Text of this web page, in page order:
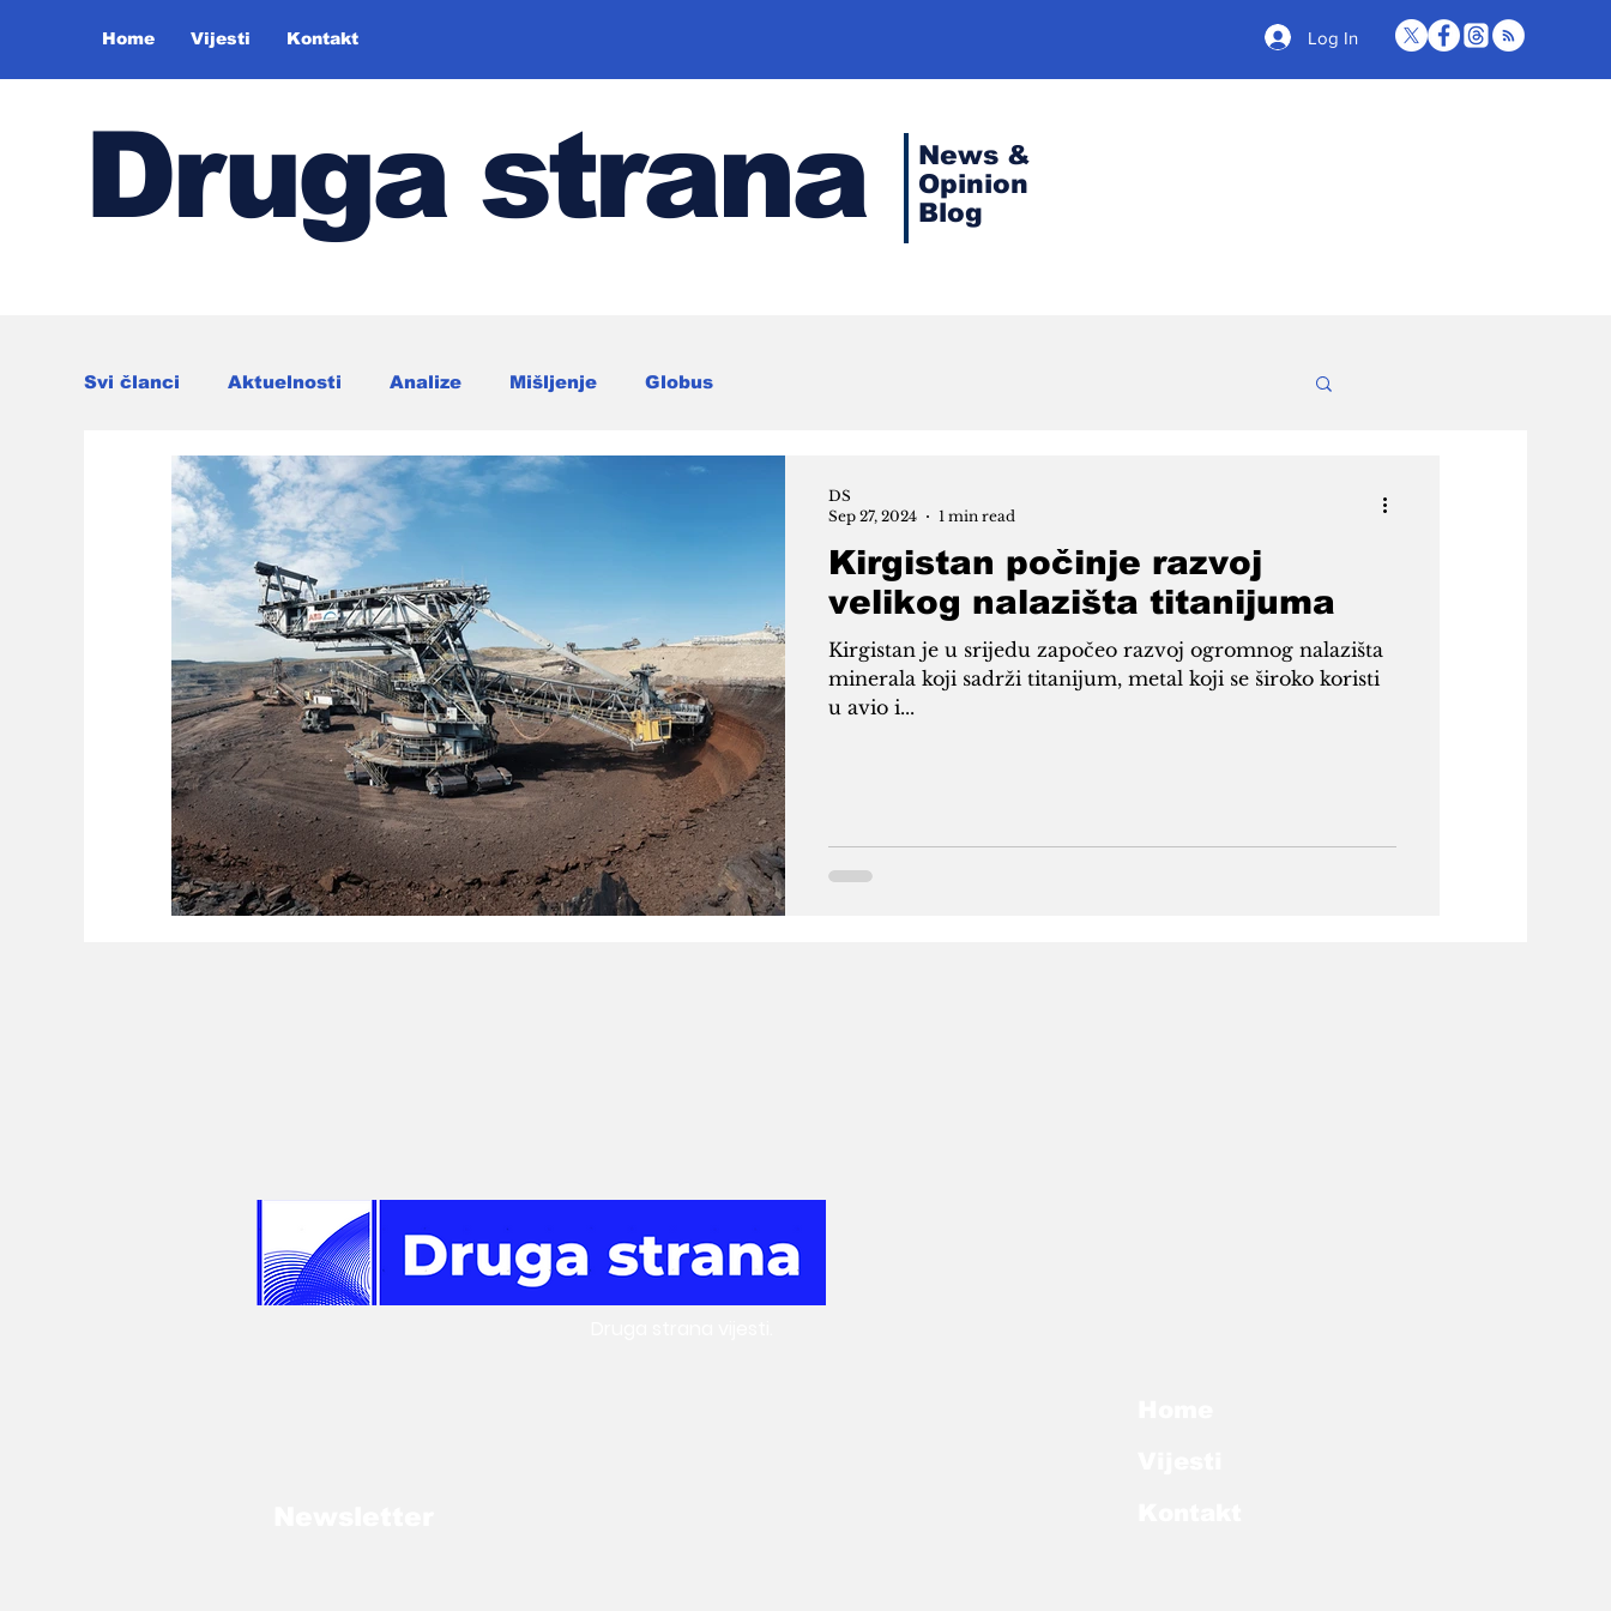
Home Vijesti Kontakt Log In
Druga strana
News &
Opinion
Blog
Svi članci Aktuelnosti Analize Mišljenje Globus
Kirgistan počinje razvoj
velikog nalazišta titanijuma
Kirgistan je u srijedu započeo razvoj ogromnog nalazišta
minerala koji sadrži titanijum, metal koji se široko koristi
u avio i...
DS
Sep 27, 2024
1 min read